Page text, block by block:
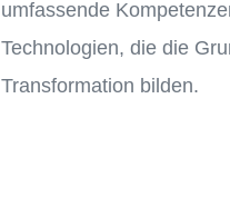
umfassende
Technologien, die die
Transformation bilden.